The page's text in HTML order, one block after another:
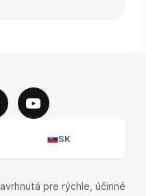
SK
pre rýchle, účinné